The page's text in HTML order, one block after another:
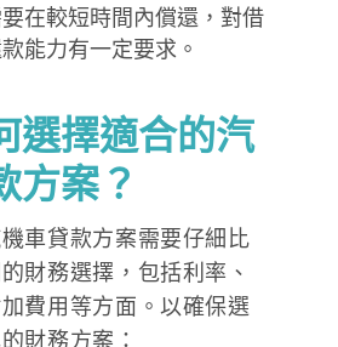
在較短時間內償還，對借
能力有一定要求。
選擇適合的汽
方案？
車貸款方案需要仔細比
財務選擇，包括利率、
費用等方面。以確保選
財務方案：